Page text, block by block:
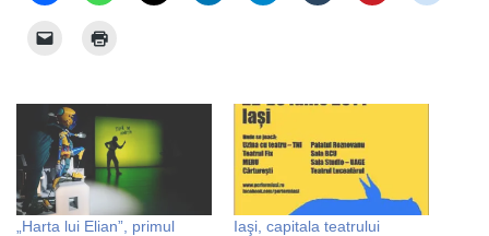
„Harta lui Elian”, primul
Iaşi, capitala teatrului